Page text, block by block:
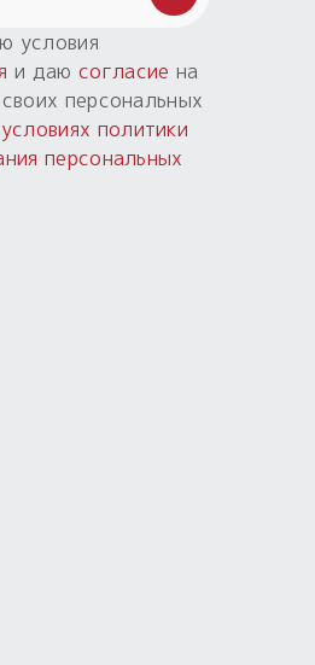
условия
и даю согласие на
персональных
политики
персональных